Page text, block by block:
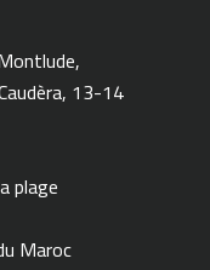
13-14
plage
Maroc